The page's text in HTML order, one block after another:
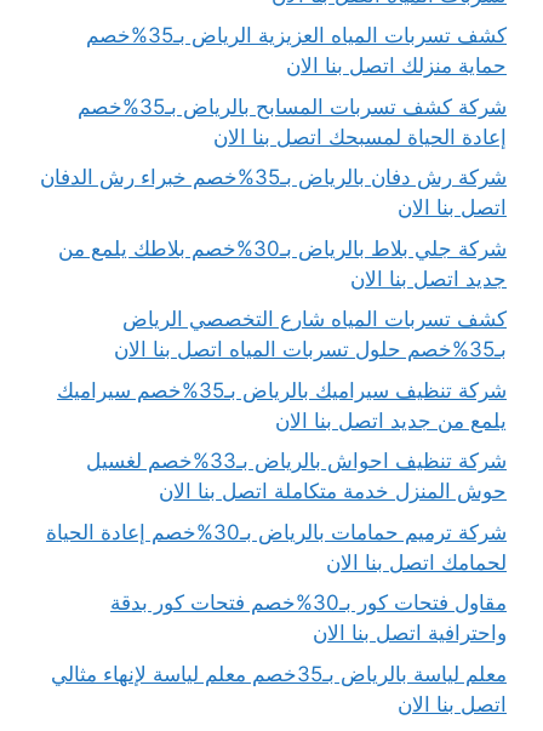
كشف تسربات المياه العزيزية الرياض بـ35%خصم
حماية منزلك اتصل بنا الان
شركة كشف تسربات المسابح بالرياض بـ35%خصم
إعادة الحياة لمسبحك اتصل بنا الان
شركة رش دفان بالرياض بـ35%خصم خبراء رش الدفان
اتصل بنا الان
شركة جلي بلاط بالرياض بـ30%خصم بلاطك يلمع من
جديد اتصل بنا الان
كشف تسربات المياه شارع التخصصي الرياض
بـ35%خصم حلول تسربات المياه اتصل بنا الان
شركة تنظيف سيراميك بالرياض بـ35%خصم سيراميك
يلمع من جديد اتصل بنا الان
شركة تنظيف احواش بالرياض بـ33%خصم لغسيل
حوش المنزل خدمة متكاملة اتصل بنا الان
شركة ترميم حمامات بالرياض بـ30%خصم إعادة الحياة
لحمامك اتصل بنا الان
مقاول فتحات كور بـ30%خصم فتحات كور بدقة
واحترافية اتصل بنا الان
معلم لياسة بالرياض بـ35خصم معلم لياسة لإنهاء مثالي
اتصل بنا الان